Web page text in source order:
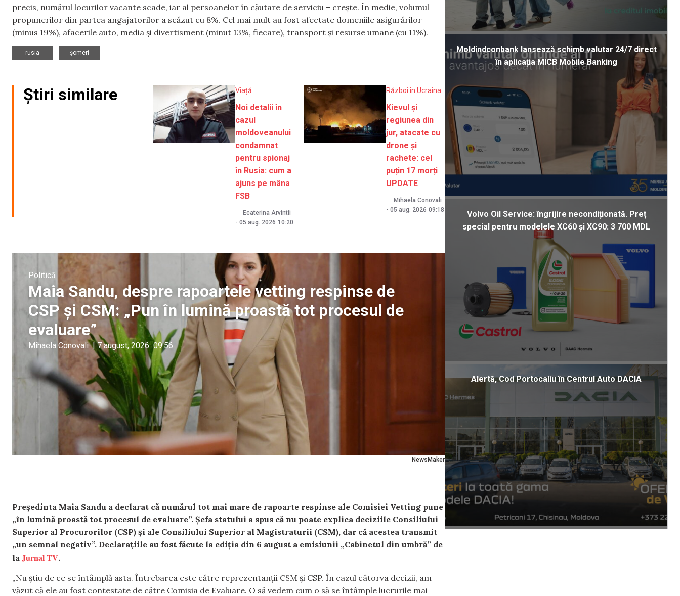
precis, numărul locurilor vacante scade, iar al persoanelor în căutare de serviciu – crește. În medie, volumul
propunerilor din partea angajatorilor a scăzut cu 8%. Cel mai mult au fost afectate domeniile asigurărilor
(minus 19%), afacerile auto, media și divertisment (minut 13%, fiecare), transport și resurse umane (cu 11%).
rusia
șomeri
Știri similare Viață
Noi detalii în
cazul
moldoveanului
condamnat
pentru spionaj
în Rusia: cum a
ajuns pe mâna
FSB
Ecaterina Arvintii
- 05 aug. 2026 10:20
Război în Ucraina
Kievul și
regiunea din
jur, atacate cu
drone și
rachete: cel
puțin 17 morți
UPDATE
Mihaela Conovali
- 05 aug. 2026 09:18
NewsMaker
Politică
Maia Sandu, despre rapoartele vetting respinse de
CSP și CSM: „Pun în lumină proastă tot procesul de
evaluare”
Mihaela Conovali | 7 august, 2026 09:56
Președinta Maia Sandu a declarat că numărul tot mai mare de rapoarte respinse ale Comisiei Vetting pune
„în lumină proastă tot procesul de evaluare”. Șefa statului a spus că nu poate explica deciziile Consiliului
Superior al Procurorilor (CSP) și ale Consiliului Superior al Magistraturii (CSM), dar că acestea transmit
„un semnal negativ”. Declarațiile au fost făcute la ediția din 6 august a emisiunii „Cabinetul din umbră” de
la Jurnal TV.
„Nu știu de ce se întâmplă asta. Întrebarea este către reprezentanții CSM și CSP. În cazul câtorva decizii, am
văzut că ele au fost contestate de către Comisia de Evaluare. O să vedem cum o să se întâmple lucrurile mai
Moldindconbank lansează schimb valutar 24/7 direct
în aplicația MICB Mobile Banking
Volvo Oil Service: îngrijire necondiționată. Preț
special pentru modelele XC60 și XC90: 3 700 MDL
Alertă, Cod Portocaliu în Centrul Auto DACIA